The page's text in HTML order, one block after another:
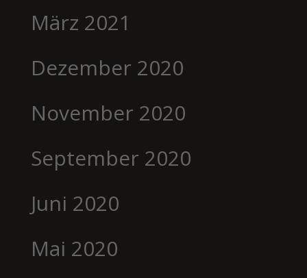
März 2021
Dezember 2020
November 2020
September 2020
Juni 2020
Mai 2020